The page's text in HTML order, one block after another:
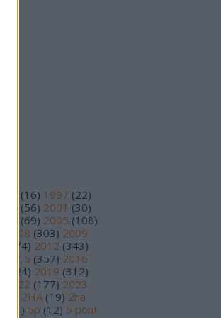
(16) 1997 (22)
(56) 2001 (30)
(69) 2005 (108)
2008 (303) 2009
374) 2012 (343)
2015 (357) 2016
324) 2019 (312)
2022 (177) 2023
2HA (19) 2ha
) 5p (12) 5 pont